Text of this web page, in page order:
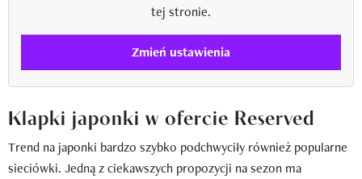
tej stronie.
Zmień ustawienia
Klapki japonki w ofercie Reserved
Trend na japonki bardzo szybko podchwyciły również popularne
sieciówki. Jedną z ciekawszych propozycji na sezon ma